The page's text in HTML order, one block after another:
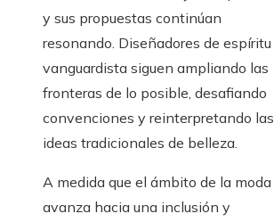
y sus propuestas continúan
resonando. Diseñadores de espíritu
vanguardista siguen ampliando las
fronteras de lo posible, desafiando
convenciones y reinterpretando las
ideas tradicionales de belleza.
A medida que el ámbito de la moda
avanza hacia una inclusión y